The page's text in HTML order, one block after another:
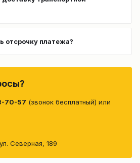
отсрочку платежа?
70-57 (звонок бесплатный) или
Северная, 189